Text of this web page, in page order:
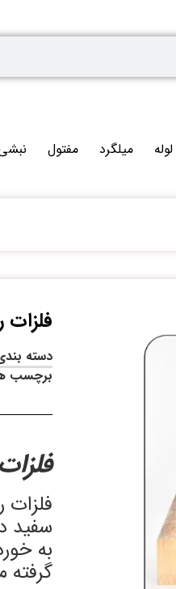
لوله میلگرد مفتول
فلزات
دسته
برچسب
فلزات
سفید
به